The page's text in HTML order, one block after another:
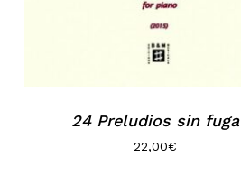
24 Preludios sin fuga
22,00€